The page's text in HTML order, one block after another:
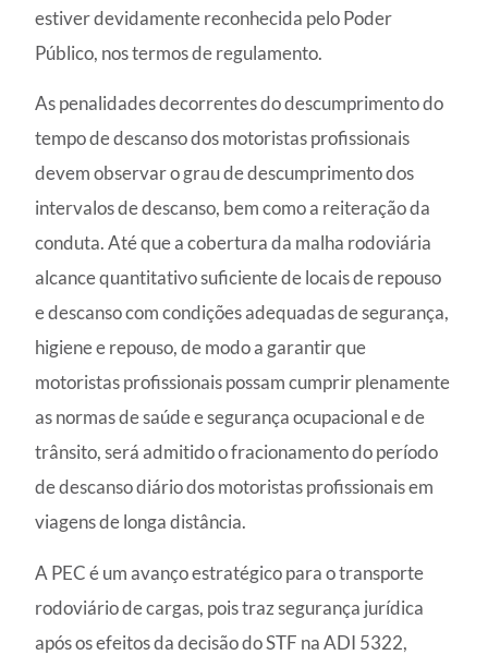
estiver devidamente reconhecida pelo Poder
Público, nos termos de regulamento.
As penalidades decorrentes do descumprimento do
tempo de descanso dos motoristas profissionais
devem observar o grau de descumprimento dos
intervalos de descanso, bem como a reiteração da
conduta. Até que a cobertura da malha rodoviária
alcance quantitativo suficiente de locais de repouso
e descanso com condições adequadas de segurança,
higiene e repouso, de modo a garantir que
motoristas profissionais possam cumprir plenamente
as normas de saúde e segurança ocupacional e de
trânsito, será admitido o fracionamento do período
de descanso diário dos motoristas profissionais em
viagens de longa distância.
A PEC é um avanço estratégico para o transporte
rodoviário de cargas, pois traz segurança jurídica
após os efeitos da decisão do STF na ADI 5322,